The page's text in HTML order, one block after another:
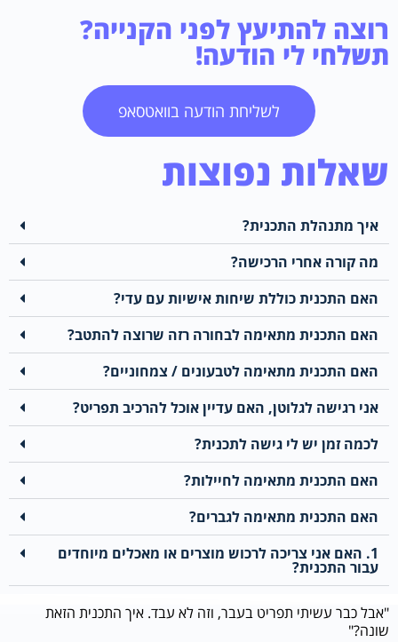
רוצה להתיעץ לפני הקנייה?
תשלחי לי הודעה!
לשליחת הודעה בוואטסאפ
שאלות נפוצות
איך מתנהלת התכנית?
מה קורה אחרי הרכישה?
האם התכנית כוללת שיחות אישיות עם עדי?
האם התכנית מתאימה לבחורה רזה שרוצה להתטב?
האם התכנית מתאימה לטבעונים / צמחוניים?
אני רגישה לגלוטן, האם עדיין אוכל להרכיב תפריט?
לכמה זמן יש לי גישה לתכנית?
האם התכנית מתאימה לחיילות?
האם התכנית מתאימה לגברים?
1. האם אני צריכה לרכוש מוצרים או מאכלים מיוחדים
עבור התכנית?
"אבל כבר עשיתי תפריט בעבר, וזה לא עבד. איך התכנית הזאת
שונה?"